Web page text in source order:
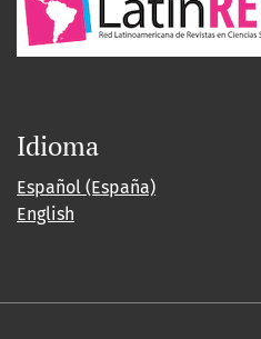
Idioma
Español (España)
English